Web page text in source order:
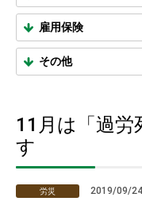
雇用保険
その他
11月は「過労
す
労災 2019/09/24